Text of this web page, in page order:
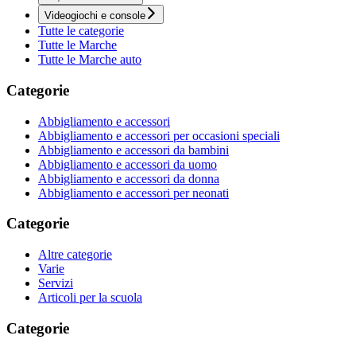
Videogiochi e console
Tutte le categorie
Tutte le Marche
Tutte le Marche auto
Categorie
Abbigliamento e accessori
Abbigliamento e accessori per occasioni speciali
Abbigliamento e accessori da bambini
Abbigliamento e accessori da uomo
Abbigliamento e accessori da donna
Abbigliamento e accessori per neonati
Categorie
Altre categorie
Varie
Servizi
Articoli per la scuola
Categorie